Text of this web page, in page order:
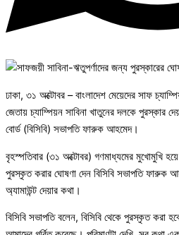
ঢাকা, ৩১ অক্টোবর – বাংলাদেশ মেয়েদের সাফ
জেতায় চ্যাম্পিয়ন সাবিনা খাতুনের দলকে পুরস্কার
বোর্ড (বিসিবি) সভাপতি ফারুক আহমেদ।
বৃহস্পতিবার (৩১ অক্টোবর) গণমাধ্যমের মুখোমুখি হয়ে
পুরস্কৃত করার ঘোষণা দেন বিসিবি সভাপতি ফারুক
অ্যামাউন্ট দেয়ার কথা।
বিসিবি সভাপতি বলেন, বিসিবি থেকে পুরস্কৃত করা